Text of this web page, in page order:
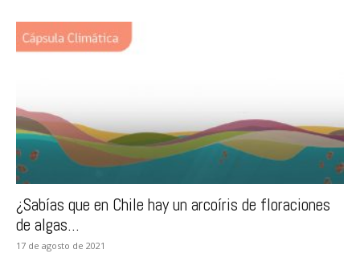
¿Sabías que en Chile hay un arcoíris de floraciones
de algas...
17 de agosto de 2021